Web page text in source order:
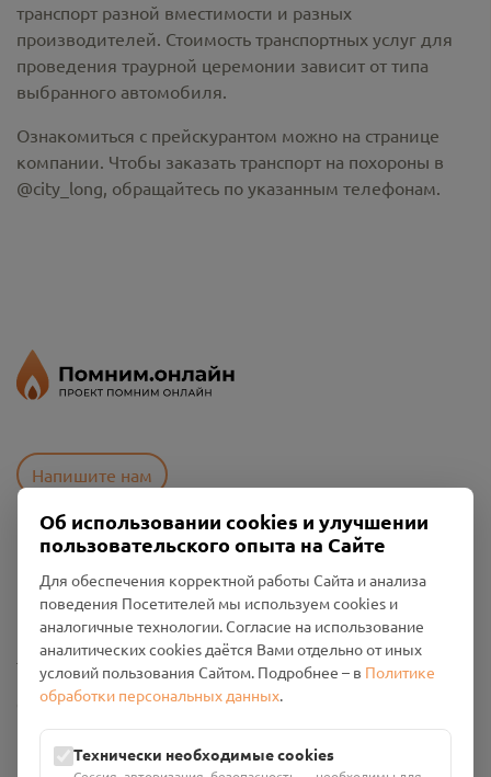
транспорт разной вместимости и разных
производителей. Стоимость транспортных услуг для
проведения траурной церемонии зависит от типа
выбранного автомобиля.
Ознакомиться с прейскурантом можно на странице
компании. Чтобы заказать транспорт на похороны в
@city_long, обращайтесь по указанным телефонам.
Напишите нам
Политика конфиденциальности
Промо-материалы
Настройки cookies
Общество с ограниченной ответственностью «Смоленский
Проект Помним»
ИНН: 6700029207 ОГРН: 1256700001986
Об использовании cookies и улучшении
пользовательского опыта на Сайте
Для обеспечения корректной работы Сайта и анализа
поведения Посетителей мы используем cookies и
аналогичные технологии. Согласие на использование
аналитических cookies даётся Вами отдельно от иных
условий пользования Сайтом. Подробнее – в Политике
обработки персональных данных.
Технически необходимые cookies